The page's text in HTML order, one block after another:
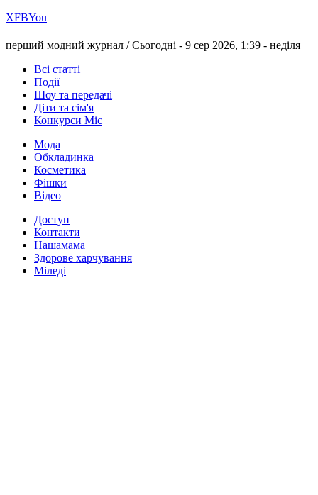
ХFBYou
перший модний журнал /Сьогодні - 9 сер 2026, 1:39 - неділя
Всі статті
Події
Шоу та передачі
Діти та сім'я
Конкурси Міс
Мода
Обкладинка
Косметика
Фішки
Відео
Доступ
Контакти
Нашамама
Здорове харчування
Міледі